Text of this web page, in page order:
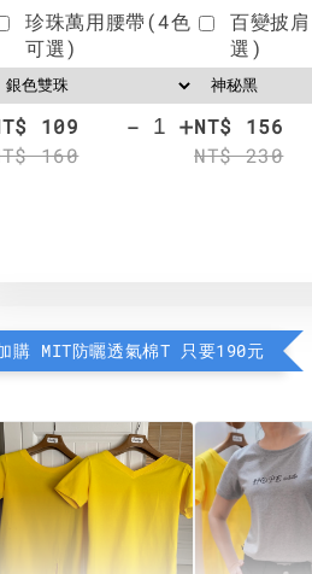
珍珠萬用腰帶(4色
可選)
109
160
- +
百變披
選)
NT$ 156
NT$ 230
購 MIT防曬透氣棉T 只要190元